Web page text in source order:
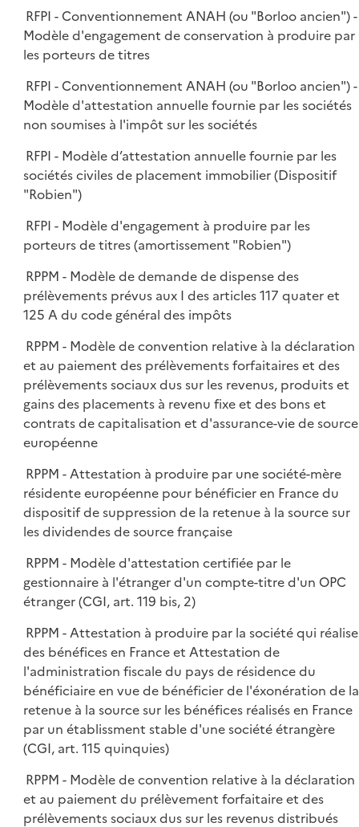
RFPI - Conventionnement ANAH (ou "Borloo ancien") -
Modèle d'engagement de conservation à produire par
les porteurs de titres
RFPI - Conventionnement ANAH (ou "Borloo ancien") -
Modèle d'attestation annuelle fournie par les sociétés
non soumises à l'impôt sur les sociétés
RFPI - Modèle d’attestation annuelle fournie par les
sociétés civiles de placement immobilier (Dispositif
"Robien")
RFPI - Modèle d'engagement à produire par les
porteurs de titres (amortissement "Robien")
RPPM - Modèle de demande de dispense des
prélèvements prévus aux I des articles 117 quater et
125 A du code général des impôts
RPPM - Modèle de convention relative à la déclaration
et au paiement des prélèvements forfaitaires et des
prélèvements sociaux dus sur les revenus, produits et
gains des placements à revenu fixe et des bons et
contrats de capitalisation et d'assurance-vie de source
européenne
RPPM - Attestation à produire par une société-mère
résidente européenne pour bénéficier en France du
dispositif de suppression de la retenue à la source sur
les dividendes de source française
RPPM - Modèle d'attestation certifiée par le
gestionnaire à l'étranger d'un compte-titre d'un OPC
étranger (CGI, art. 119 bis, 2)
RPPM - Attestation à produire par la société qui réalise
des bénéfices en France et Attestation de
l'administration fiscale du pays de résidence du
bénéficiaire en vue de bénéficier de l'éxonération de la
retenue à la source sur les bénéfices réalisés en France
par un établissment stable d'une société étrangère
(CGI, art. 115 quinquies)
RPPM - Modèle de convention relative à la déclaration
et au paiement du prélèvement forfaitaire et des
prélèvements sociaux dus sur les revenus distribués